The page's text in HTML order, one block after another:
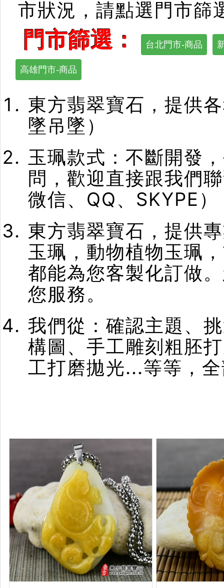
市狀況，請點選門市篩
門市篩選： 台北門市-商品
高雄門市-商品
東方翡翠寶石，提供
墜吊墜）
玉珮款式：不斷開發
問，歡迎直接跟我們
微信、QQ、SKYPE）
東方翡翠寶石，提供
玉珮，動物植物玉珮
都能為您客製化訂做
您服務。
我們從：確認主題、
構圖、手工雕刻粗胚
工打磨拋光...等等，